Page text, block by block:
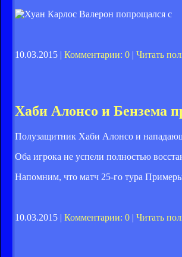
10.03.2015 | Комментарии: 0 | Читать
Хаби Алонсо и Бензема
Полузащитник Хаби Алонсо и
Оба игрока не успели полностью
Напомним, что матч 25-го тура
10.03.2015 | Комментарии: 0 | Читать